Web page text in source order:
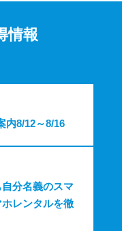
情報
内8/12～8/16
自分名義のスマ
レンタルを徹